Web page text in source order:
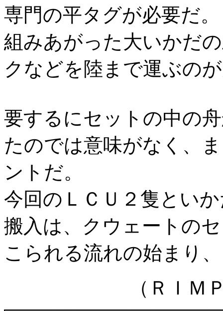
専門の平タグが必要だ。
組みあがった大いかだ
クなどを陸まで運ぶの
要するにセットの中の
たのでは意味がなく、
ントだ。
今回のＬＣＵ２隻とい
搬入は、クウェートの
こられる流れの始まり
（ＲＩ